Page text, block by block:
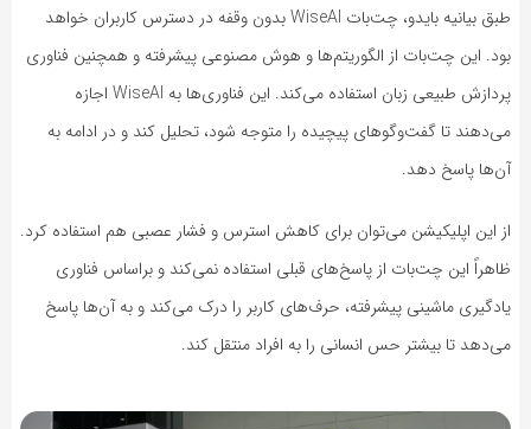
طبق بیانیه بایدو، چت‌بات WiseAI بدون وقفه در دسترس کاربران خواهد
بود. این چت‌بات از الگوریتم‌ها و هوش مصنوعی پیشرفته و همچنین فناوری
پردازش طبیعی زبان استفاده می‌کند. این فناوری‌ها به WiseAI اجازه
می‌دهند تا گفت‌وگوهای پیچیده را متوجه شود، تحلیل کند و در ادامه به
آن‌ها پاسخ دهد.
از این اپلیکیشن می‌توان برای کاهش استرس و فشار عصبی هم استفاده کرد.
ظاهراً این چت‌بات از پاسخ‌های قبلی استفاده نمی‌کند و براساس فناوری
یادگیری ماشینی پیشرفته، حرف‌های کاربر را درک می‌کند و به آن‌ها پاسخ‌
می‌دهد تا بیشتر حس انسانی را به افراد منتقل کند.